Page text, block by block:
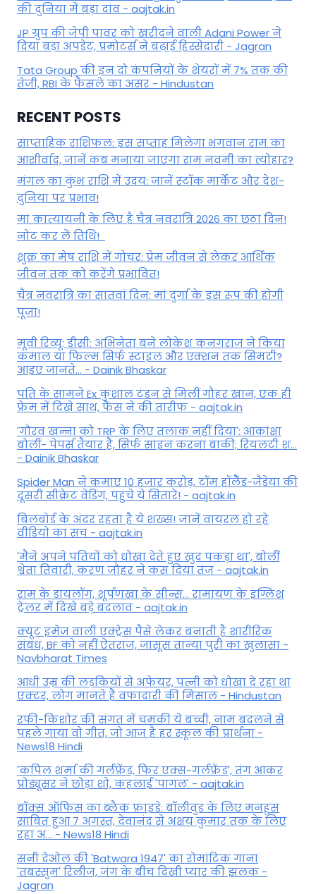
की दुनिया में बड़ा दांव - aajtak.in
JP ग्रुप की जेपी पावर को खरीदने वाली Adani Power ने
दिया बड़ा अपडेट, प्रमोटर्स ने बढ़ाई हिस्सेदारी - Jagran
Tata Group की इन दो कंपनियों के शेयरों में 7% तक की
तेजी, RBI के फैसले का असर - Hindustan
RECENT POSTS
साप्ताहिक राशिफल: इस सप्ताह मिलेगा भगवान राम का
आशीर्वाद, जानें कब मनाया जाएगा राम नवमी का त्योहार?
मंगल का कुंभ राशि में उदय: जानें स्‍टॉक मार्केट और देश-
दुनिया पर प्रभाव!
मां कात्‍यायनी के लिए है चैत्र नवरात्रि 2026 का छठा दिन!
नोट कर लें तिथि!
शुक्र का मेष राशि में गोचर: प्रेम जीवन से लेकर आर्थिक
जीवन तक को करेंगे प्रभावित!
चैत्र नवरात्रि का सातवां दिन: मां दुर्गा के इस रूप की होगी
पूजा!
मूवी रिव्यू: डीसी: अभिनेता बने लोकेश कनगराज ने किया
कमाल या फिल्म सिर्फ स्टाइल और एक्शन तक सिमटी?
आइए जानते... - Dainik Bhaskar
पति के सामने Ex कुशाल टंडन से मिलीं गौहर खान, एक ही
फ्रेम में दिखे साथ, फैंस ने की तारीफ - aajtak.in
'गौरव खन्ना को TRP के लिए तलाक नहीं दिया': आकांक्षा
बोलीं- पेपर्स तैयार हैं, सिर्फ साइन करना बाकी; रियलटी श...
- Dainik Bhaskar
Spider Man ने कमाए 10 हजार करोड़, टॉम हॉलैेंड-जैंडेया की
दूसरी सीक्रेट वेडिंग, पहुंचे ये सितारे! - aajtak.in
बिलबोर्ड के अंदर रहता है ये शख्स! जानें वायरल हो रहे
वीडियो का सच - aajtak.in
'मैंने अपने पतियों को धोखा देते हुए खुद पकड़ा था', बोलीं
श्वेता तिवारी, करण जौहर ने कस दिया तंज - aajtak.in
राम के डायलॉग, शूर्पणखा के सीन्स... रामायण के इंग्लिश
ट्रेलर में दिखे बड़े बदलाव - aajtak.in
क्यूट इमेज वाली एक्ट्रेस पैसे लेकर बनाती है शारीरिक
संबंध, BF को नहीं ऐतराज, जासूस तान्‍या पुरी का खुलासा -
Navbharat Times
आधी उम्र की लड़कियों से अफेयर, पत्नी को धोखा दे रहा था
एक्टर, लोग मानते हैं वफादारी की मिसाल - Hindustan
रफी-किशोर की संगत में चमकी ये बच्ची, नाम बदलने से
पहले गाया वो गीत, जो आज है हर स्कूल की प्रार्थना -
News18 Hindi
'कपिल शर्मा की गर्लफ्रेंड, फिर एक्स-गर्लफ्रेंड', तंग आकर
प्रोड्यूसर ने छोड़ा शो, कहलाई 'पागल' - aajtak.in
बॉक्स ऑफिस का ब्लैक फ्राइडे: बॉलीवुड के लिए मनहूस
साबित हुआ 7 अगस्त, देवानंद से अक्षय कुमार तक के लिए
रहा अ... - News18 Hindi
सनी देओल की 'Batwara 1947' का रोमांटिक गाना
'तबस्सुम' रिलीज, जंग के बीच दिखी प्यार की झलक -
Jagran